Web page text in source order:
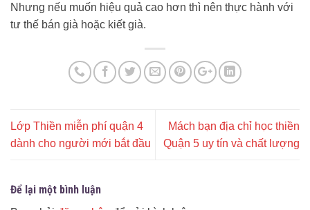
Nhưng nếu muốn hiệu quả cao hơn thì nên thực hành với
tư thế bán già hoặc kiết già.
Lớp Thiền miễn phí quận 4
dành cho người mới bắt đầu
Mách bạn địa chỉ học thiền
Quận 5 uy tín và chất lượng
Để lại một bình luận